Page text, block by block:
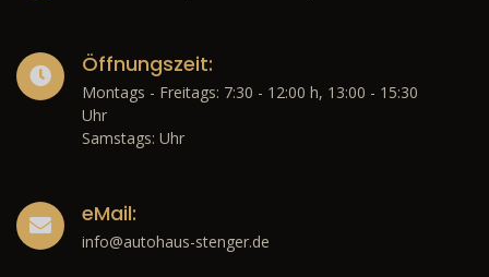
Öffnungszeit:
Montags - Freitags: 7:30 - 12:00 h, 13:00 - 15:30
Uhr
Samstags: Uhr
eMail:
info@autohaus-stenger.de